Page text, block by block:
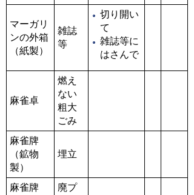
マーガリ
ンの外箱
（紙製）
雑誌
等
切り開い
て
雑誌等に
はさんで
麻雀卓
燃え
ない
粗大
ごみ
麻雀牌
（鉱物
製）
埋立
麻雀牌
廃プ